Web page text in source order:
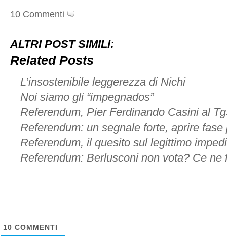
10 Commenti
ALTRI POST SIMILI:
Related Posts
L’insostenibile leggerezza di Nichi
Noi siamo gli “impegnados”
Referendum, Pier Ferdinando Casini al
Referendum: un segnale forte, aprire fase
Referendum, il quesito sul legittimo
Referendum: Berlusconi non vota? Ce ne
10 COMMENTI